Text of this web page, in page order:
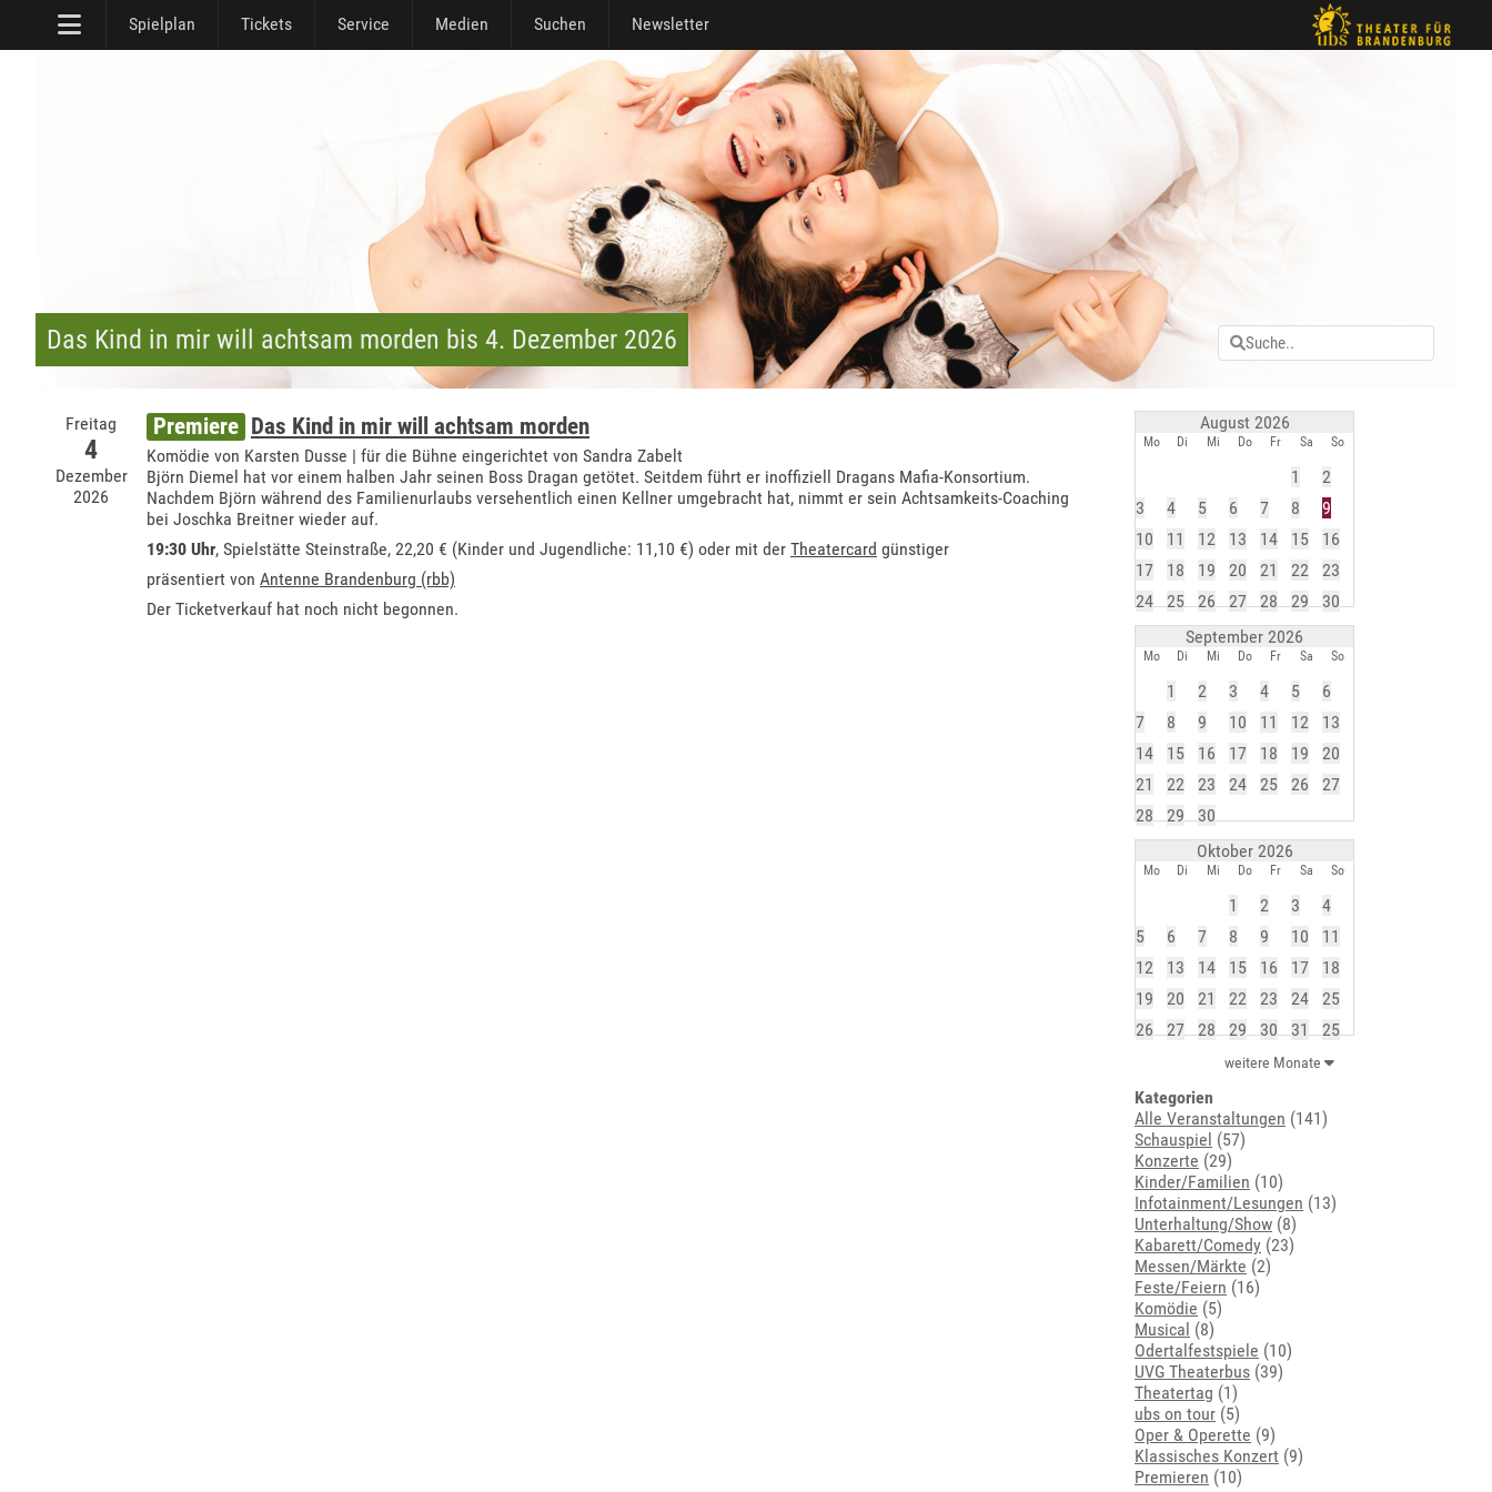
Spielplan Tickets Service Medien Suchen Newsletter
Das Kind in mir will achtsam morden bis 4. Dezember 2026
Freitag
4
Dezember
2026
Premiere Das Kind in mir will achtsam morden
Komödie von Karsten Dusse | für die Bühne eingerichtet von Sandra Zabelt
Björn Diemel hat vor einem halben Jahr seinen Boss Dragan getötet. Seitdem führt er inoffiziell Dragans Mafia-Konsortium.
Nachdem Björn während des Familienurlaubs versehentlich einen Kellner umgebracht hat, nimmt er sein Achtsamkeits-Coaching
bei Joschka Breitner wieder auf.
19:30 Uhr, Spielstätte Steinstraße, 22,20 € (Kinder und Jugendliche: 11,10 €) oder mit der Theatercard günstiger
präsentiert von Antenne Brandenburg (rbb)
Der Ticketverkauf hat noch nicht begonnen.
August 2026
Mo Di Mi Do Fr Sa So
1
2
3
4 5 6 7 8
9
10
11 12 13 14 15
16
17
18 19 20 21 22
23
24
25 26 27 28 29
30
September 2026
Mo Di Mi Do Fr Sa So
1 2 3 4 5
6
7
8 9 10 11 12
13
14
15 16 17 18 19
20
21
22 23 24 25 26
27
28
29
30
Oktober 2026
Mo Di Mi Do Fr Sa So
1 2 3
4
5
6 7 8 9 10
11
12
13 14 15 16 17
18
19
20 21 22 23 24
25
26
27 28 29 30 31 25
weitere Monate
Kategorien
Alle Veranstaltungen (141)
Schauspiel (57)
Konzerte (29)
Kinder/Familien (10)
Infotainment/Lesungen (13)
Unterhaltung/Show (8)
Kabarett/Comedy (23)
Messen/Märkte (2)
Feste/Feiern (16)
Komödie (5)
Musical (8)
Odertalfestspiele (10)
UVG Theaterbus (39)
Theatertag (1)
ubs on tour (5)
Oper & Operette (9)
Klassisches Konzert (9)
Premieren (10)